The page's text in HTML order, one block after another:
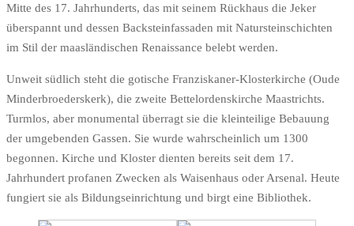
Mitte des 17. Jahrhunderts, das mit seinem Rückhaus die Jeker
überspannt und dessen Backsteinfassaden mit Natursteinschichten
im Stil der maasländischen Renaissance belebt werden.
Unweit südlich steht die gotische Franziskaner-Klosterkirche (Oude
Minderbroederskerk), die zweite Bettelordenskirche Maastrichts.
Turmlos, aber monumental überragt sie die kleinteilige Bebauung
der umgebenden Gassen. Sie wurde wahrscheinlich um 1300
begonnen. Kirche und Kloster dienten bereits seit dem 17.
Jahrhundert profanen Zwecken als Waisenhaus oder Arsenal. Heute
fungiert sie als Bildungseinrichtung und birgt eine Bibliothek.